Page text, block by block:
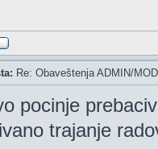
Re: Obaveštenja ADMIN/
pocinje
trajanje